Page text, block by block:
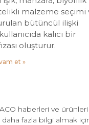
malzeme seçimi
bütüncül ilişki
kalıcı bir
oluşturur.
et »
haberleri ve ürünleri
daha fazla bilgi almak